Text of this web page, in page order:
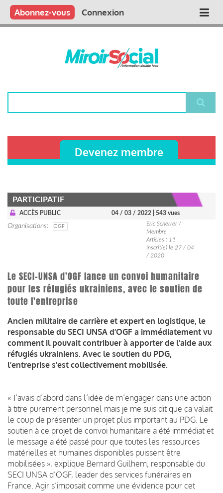
Aller
contenu
Main
Qui sommes nous ?
Vous publiez
Nous publions
Contactez-nous
Abonnez-vous Connexion
Devenez membre
PARTICIPATIF
ACCÈS PUBLIC 04 / 03 / 2022 | 543 vues
Organisations OGF
Eric Scherrer /
Membre
Articles : 11
Inscrit(e) le 27 / 04
/ 2020
Le SECI-UNSA d’OGF lance un convoi humanitaire
pour les réfugiés ukrainiens, avec le soutien de
toute l'entreprise
Ancien militaire de carrière et expert en logistique, le
responsable du SECI UNSA d’OGF a immédiatement vu
comment il pouvait contribuer à apporter de l’aide aux
réfugiés ukrainiens. Avec le soutien du PDG,
l’entreprise s’est collectivement mobilisée.
« J’avais d’abord dans l’idée de m’engager dans une action
à titre purement personnel mais je me suis dit que ça valait
le coup de présenter un projet plus important au PDG. Le
soutien à ce projet de convoi humanitaire a été immédiat et
le message a été passé pour que toutes les ressources
matérielles et humaines disponibles puissent être
mobilisées », explique Bernard Guilhem, responsable du
SECI UNSA d’OGF, leader des services funéraires en
France. Agir s’imposait comme une évidence pour cet